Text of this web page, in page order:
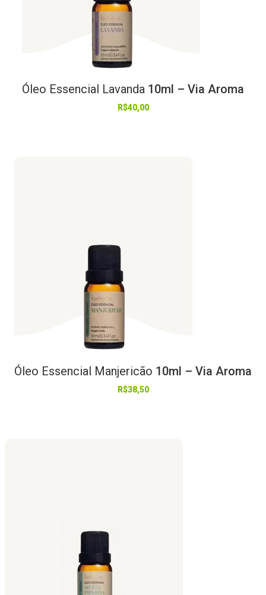
Óleo Essencial Lavanda 10ml – Via Aroma
R$40,00
Óleo Essencial Manjericão 10ml – Via Aroma
R$38,50